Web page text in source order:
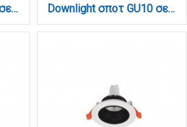
Downlight σποτ GU10 σε λευκή απόχρωση (X00330W) Downlight σποτ GU10 σε λευκή απόχρωση (X00340W)